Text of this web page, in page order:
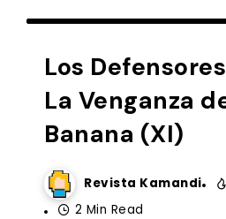
Los
La Venganza
Banana (XI)
Revista Kamandi
2 Min Read